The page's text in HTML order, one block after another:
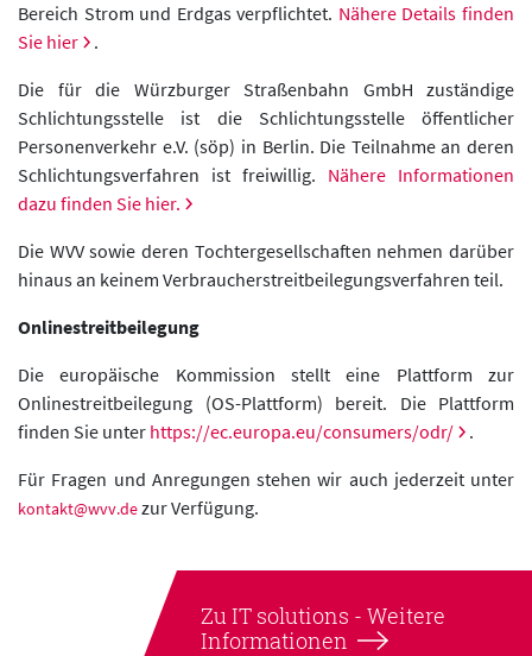
Bereich Strom und Erdgas verpflichtet. Nähere Details finden
Sie hier
.
Die für die Würzburger Straßenbahn GmbH zuständige
Schlichtungsstelle ist die Schlichtungsstelle öffentlicher
Personenverkehr e.V. (söp) in Berlin. Die Teilnahme an deren
Schlichtungsverfahren ist freiwillig. Nähere Informationen
dazu finden Sie hier.
Die WVV sowie deren Tochtergesellschaften nehmen darüber
hinaus an keinem Verbraucherstreitbeilegungsverfahren teil.
Onlinestreitbeilegung
Die europäische Kommission stellt eine Plattform zur
Onlinestreitbeilegung (OS-Plattform) bereit. Die Plattform
finden Sie unter https://ec.europa.eu/consumers/odr/
.
Für Fragen und Anregungen stehen wir auch jederzeit unter
kontakt@wvv.dezur Verfügung.
Zu IT solutions - Weitere
Informationen